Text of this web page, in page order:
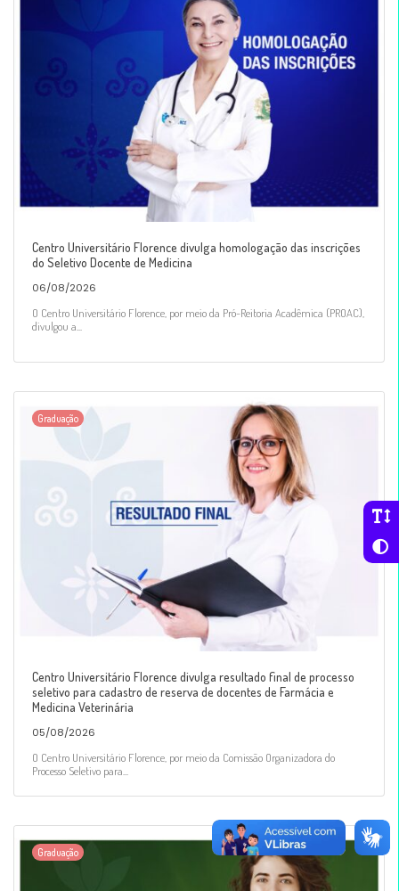
Centro Universitário Florence divulga homologação das inscrições
do Seletivo Docente de Medicina
06/08/2026
O Centro Universitário Florence, por meio da Pró-Reitoria Acadêmica (PROAC),
divulgou a...
Graduação
Centro Universitário Florence divulga resultado final de processo
seletivo para cadastro de reserva de docentes de Farmácia e
Medicina Veterinária
05/08/2026
O Centro Universitário Florence, por meio da Comissão Organizadora do
Processo Seletivo para...
Graduação